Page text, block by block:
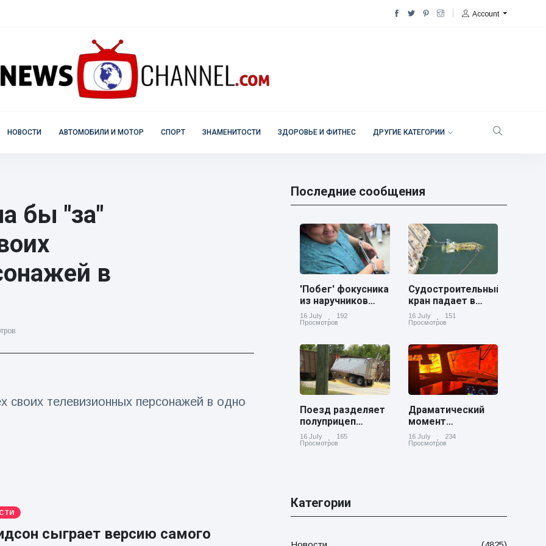
Account
НОВОСТИ АВТОМОБИЛИ И МОТОР СПОРТ ЗНАМЕНИТОСТИ ЗДОРОВЬЕ И ФИТНЕС ДРУГИЕ КАТЕГОРИИ
бы "за"
в
своих телевизионных персонажей в одно
сыграет версию самого
Последние сообщения
'Побег' фокусника
из наручников
вызвал смех у
аудитории
16 July
192
Просмотров
Судостроительный
кран падает в
реку Купер возле
Чарльстона
16 July
151
Просмотров
Поезд разделяет
полуприцеп
пополам на
железнодорожном
16 July
165
Просмотров
Драматический
момент
канадский
грузовой поезд
16 July
234
Просмотров
Категории